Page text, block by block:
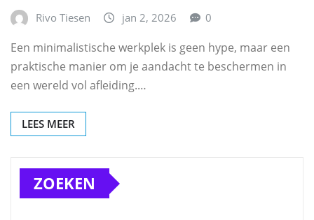
Rivo Tiesen jan 2, 2026 0
Een minimalistische werkplek is geen hype, maar een
praktische manier om je aandacht te beschermen in
een wereld vol afleiding.…
LEES MEER
ZOEKEN